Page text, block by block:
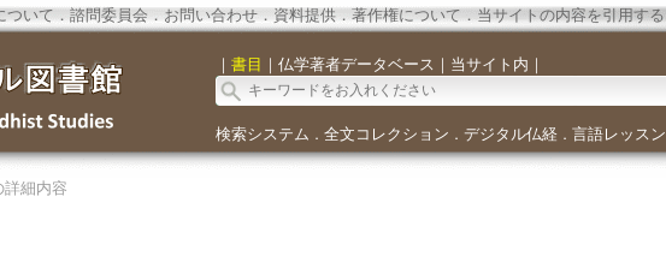
ついて ． 諮問委員会． お問い合わせ． 資料提供． 著作権について．当サイトの内容を引用する
｜ 書目 ｜ 仏学著者データベース ｜ 当サイト内 ｜
検索システム ． 全文コレクション ． デジタル仏経． 言語レッスン
詳細内容